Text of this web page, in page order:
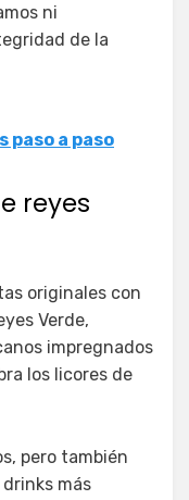
ni
de la
paso a paso
reyes
originales con
Verde,
impregnados
los licores de
pero también
más